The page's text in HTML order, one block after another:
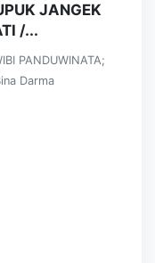
JANGEK
/...
PANDUWINATA;
Darma